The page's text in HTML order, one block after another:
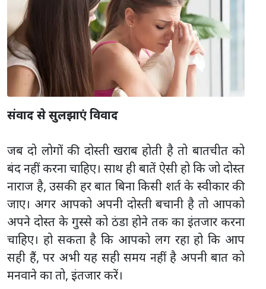
संवाद से सुलझाएं विवाद
जब दो लोगों की दोस्ती खराब होती है तो बातचीत को
बंद नहीं करना चाहिए। साथ ही बातें ऐसी हो कि जो दोस्त
नाराज है, उसकी हर बात बिना किसी शर्त के स्वीकार की
जाए। अगर आपको अपनी दोस्ती बचानी है तो आपको
अपने दोस्त के गुस्से को ठंडा होने तक का इंतजार करना
चाहिए। हो सकता है कि आपको लग रहा हो कि आप
सही हैं, पर अभी यह सही समय नहीं है अपनी बात को
मनवाने का तो, इंतजार करें।